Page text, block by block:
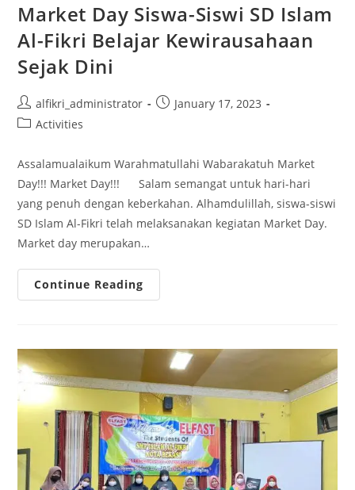
Market Day Siswa-Siswi SD Islam
Al-Fikri Belajar Kewirausahaan
Sejak Dini
Post
author:
alfikri_administrator
PostJanuary 17, 2023
PostActivities
Assalamualaikum Warahmatullahi Wabarakatuh Market
Day!!! Market Day!!! Salam semangat untuk hari-hari
yang penuh dengan keberkahan. Alhamdulillah, siswa-siswi
SD Islam Al-Fikri telah melaksanakan kegiatan Market Day.
Market day merupakan…
Continue Reading
Al-
Fikri
Belajar
Kewirausahaan
Sejak
Dini